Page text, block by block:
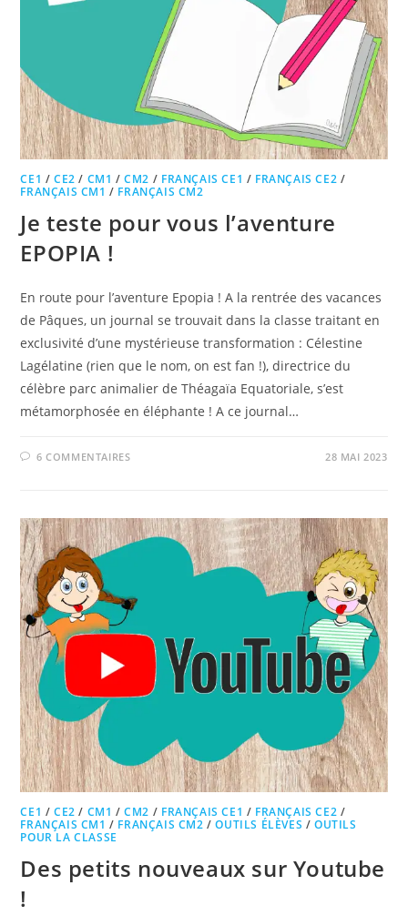
CE1 /CE2 / CM1 /CM2 / FRANÇAIS CE1 / FRANÇAIS CE2 /
FRANÇAIS CM1 / FRANÇAIS CM2
Je teste pour vous l’aventure
EPOPIA !
En route pour l’aventure Epopia ! A la rentrée des vacances
de Pâques, un journal se trouvait dans la classe traitant en
exclusivité d’une mystérieuse transformation : Célestine
Lagélatine (rien que le nom, on est fan !), directrice du
célèbre parc animalier de Théagaïa Equatoriale, s’est
métamorphosée en éléphante ! A ce journal…
6 COMMENTAIRES 28 MAI 2023
CE1 /CE2 / CM1 /CM2 / FRANÇAIS CE1 / FRANÇAIS CE2 /
FRANÇAIS CM1 / FRANÇAIS CM2 /OUTILS ÉLÈVES /OUTILS
POUR LA CLASSE
Des petits nouveaux sur Youtube
!